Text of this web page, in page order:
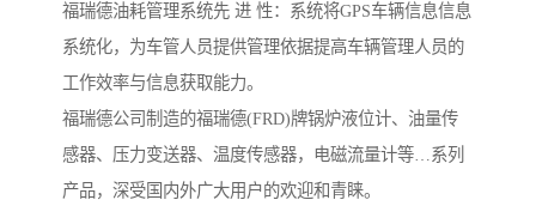
福瑞德油耗管理系统先 进 性：系统将GPS车辆信息信息
系统化，为车管人员提供管理依据提高车辆管理人员的
工作效率与信息获取能力。
福瑞德公司制造的福瑞德(FRD)牌锅炉液位计、油量传
感器、压力变送器、温度传感器，电磁流量计等…系列
产品，深受国内外广大用户的欢迎和青睐。